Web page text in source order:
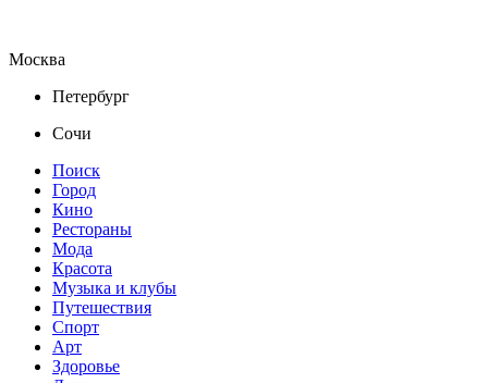
Москва
Петербург
Сочи
Поиск
Город
Кино
Рестораны
Мода
Красота
Музыка и клубы
Путешествия
Спорт
Арт
Здоровье